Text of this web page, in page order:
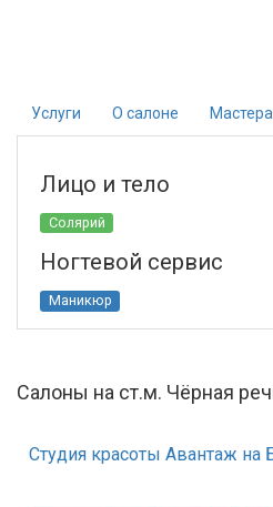
Услуги О салоне Мастера
Лицо и тело
Солярий
Ногтевой сервис
Маникюр
Салоны на ст.м. Чёрная
Студия красоты Авантаж на